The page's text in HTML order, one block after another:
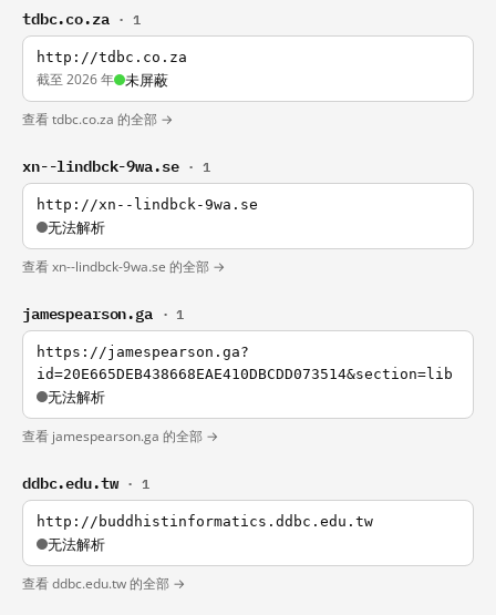
tdbc.co.za · 1
http://tdbc.co.za
截至 2026 年 未屏蔽
查看 tdbc.co.za 的全部 →
xn--lindbck-9wa.se · 1
http://xn--lindbck-9wa.se
无法解析
查看 xn--lindbck-9wa.se 的全部 →
jamespearson.ga · 1
https://jamespearson.ga?
id=20E665DEB438668EAE410DBCDD073514&section=lib
无法解析
查看 jamespearson.ga 的全部 →
ddbc.edu.tw · 1
http://buddhistinformatics.ddbc.edu.tw
无法解析
查看 ddbc.edu.tw 的全部 →